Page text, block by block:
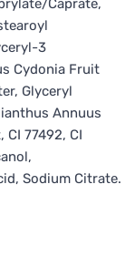
3
Cydonia Fruit
Glyceryl
Annuus
CI 77492, CI
Sodium Citrate.